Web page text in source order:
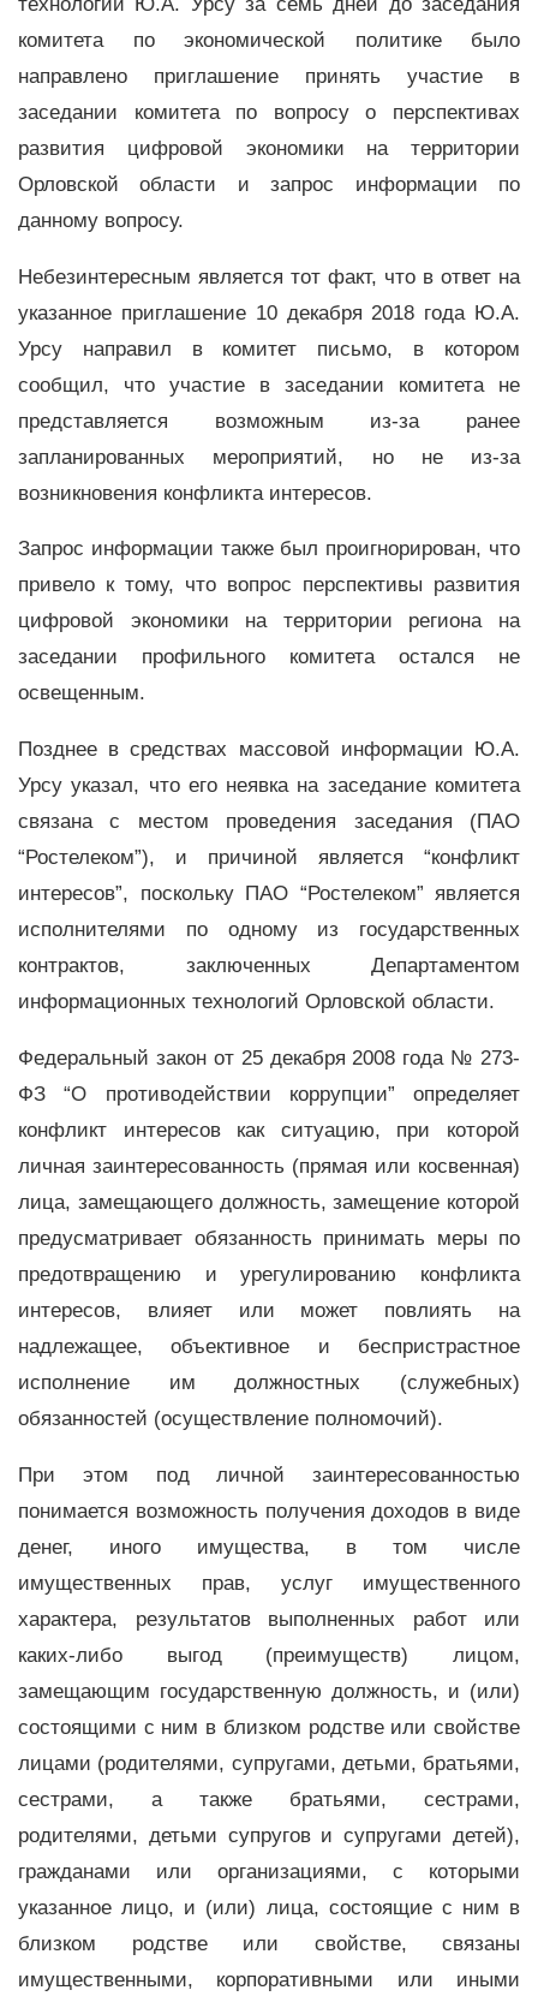
комитета по экономической политике было
направлено приглашение принять участие в
заседании комитета по вопросу о перспективах
развития цифровой экономики на территории
Орловской области и запрос информации по
данному вопросу.
Небезинтересным является тот факт, что в ответ на
указанное приглашение 10 декабря 2018 года Ю.А.
Урсу направил в комитет письмо, в котором
сообщил, что участие в заседании комитета не
представляется возможным из-за ранее
запланированных мероприятий, но не из-за
возникновения конфликта интересов.
Запрос информации также был проигнорирован, что
привело к тому, что вопрос перспективы развития
цифровой экономики на территории региона на
заседании профильного комитета остался не
освещенным.
Позднее в средствах массовой информации Ю.А.
Урсу указал, что его неявка на заседание комитета
связана с местом проведения заседания (ПАО
“Ростелеком”), и причиной является “конфликт
интересов”, поскольку ПАО “Ростелеком” является
исполнителями по одному из государственных
контрактов, заключенных Департаментом
информационных технологий Орловской области.
Федеральный закон от 25 декабря 2008 года № 273-
ФЗ “О противодействии коррупции” определяет
конфликт интересов как ситуацию, при которой
личная заинтересованность (прямая или косвенная)
лица, замещающего должность, замещение которой
предусматривает обязанность принимать меры по
предотвращению и урегулированию конфликта
интересов, влияет или может повлиять на
надлежащее, объективное и беспристрастное
исполнение им должностных (служебных)
обязанностей (осуществление полномочий).
При этом под личной заинтересованностью
понимается возможность получения доходов в виде
денег, иного имущества, в том числе
имущественных прав, услуг имущественного
характера, результатов выполненных работ или
каких-либо выгод (преимуществ) лицом,
замещающим государственную должность, и (или)
состоящими с ним в близком родстве или свойстве
лицами (родителями, супругами, детьми, братьями,
сестрами, а также братьями, сестрами,
родителями, детьми супругов и супругами детей),
гражданами или организациями, с которыми
указанное лицо, и (или) лица, состоящие с ним в
близком родстве или свойстве, связаны
имущественными, корпоративными или иными